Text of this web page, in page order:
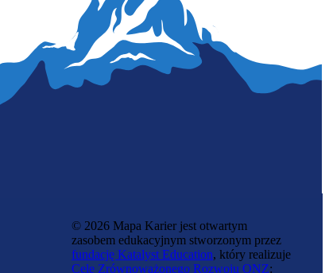
© 2026 Mapa Karier jest otwartym
zasobem edukacyjnym stworzonym przez
fundację Katalyst Education, który realizuje
Cele Zrównoważonego Rozwoju ONZ: